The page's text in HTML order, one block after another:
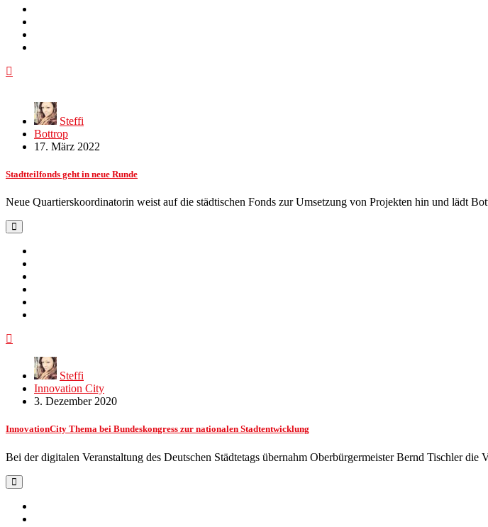
Steffi
Bottrop
17. März 2022
Stadtteilfonds geht in neue Runde
Neue Quartierskoordinatorin weist auf die städtischen Fonds zur Umsetzung von Projekten hin und lädt
Steffi
Innovation City
3. Dezember 2020
InnovationCity Thema bei Bundeskongress zur nationalen Stadtentwicklung
Bei der digitalen Veranstaltung des Deutschen Städtetags übernahm Oberbürgermeister Bernd Tischler die